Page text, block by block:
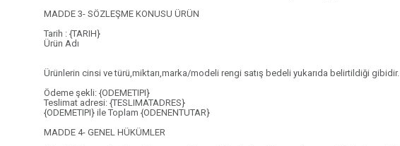
MADDE 3- SÖZLEŞME KONUSU ÜRÜN
Tarih : {TARIH}
Ürün Adı
Ürünlerin cinsi ve türü,miktarı,marka/modeli rengi satış bedeli yukarıda belirtildiği gibidir.
Ödeme şekli: {ODEMETIPI}
Teslimat adresi: {TESLIMATADRES}
{ODEMETIPI} ile Toplam {ODENENTUTAR}
MADDE 4- GENEL HÜKÜMLER